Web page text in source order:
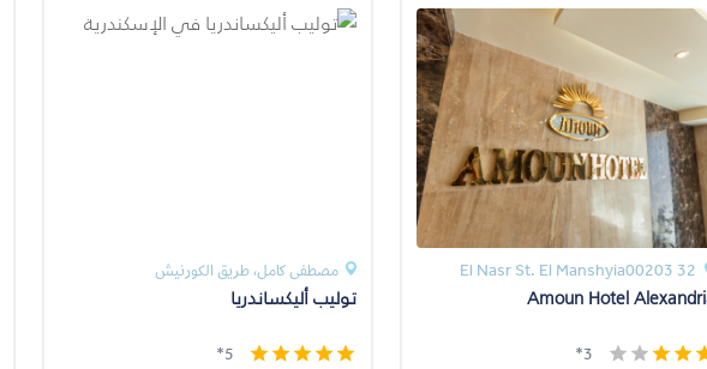
32 El Nasr St. El Manshyia00203
Amoun Hotel
3*
مصطفى كامل، طريق الكورنيش
توليب أليكساندريا
5*